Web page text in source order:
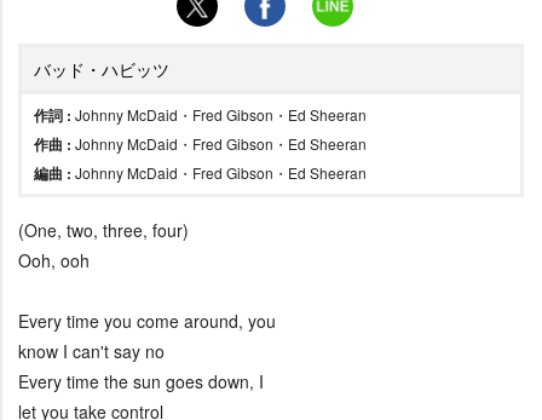
バッド・ハビッツ
作詞 : Johnny McDaid・Fred Gibson・Ed Sheeran
作曲 : Johnny McDaid・Fred Gibson・Ed Sheeran
編曲 : Johnny McDaid・Fred Gibson・Ed Sheeran
(One, two, three, four)
Ooh, ooh
Every time you come around, you
know I can't say no
Every time the sun goes down, I
let you take control